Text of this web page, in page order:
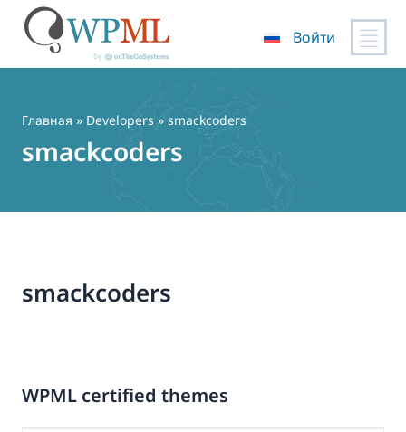
содержимому
Войти
Главная » Developers » smackcoders
smackcoders
smackcoders
WPML certified themes